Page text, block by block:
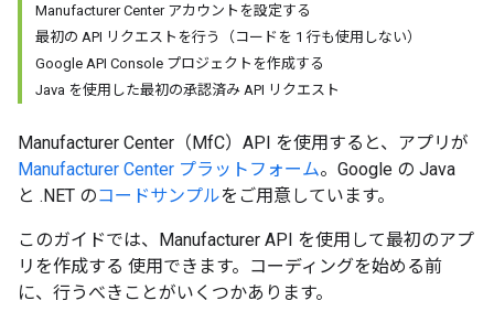
Manufacturer Center アカウントを設定する
最初の API リクエストを行う（コードを 1 行も使用しない）
Google API Console プロジェクトを作成する
Java を使用した最初の承認済み API リクエスト
Manufacturer Center（MfC）API を使用すると、アプリが
Manufacturer Center プラットフォーム。Google の Java
と .NET のコードサンプルをご用意しています。
このガイドでは、Manufacturer API を使用して最初のアプ
リを作成する 使用できます。コーディングを始める前
に、行うべきことがいくつかあります。